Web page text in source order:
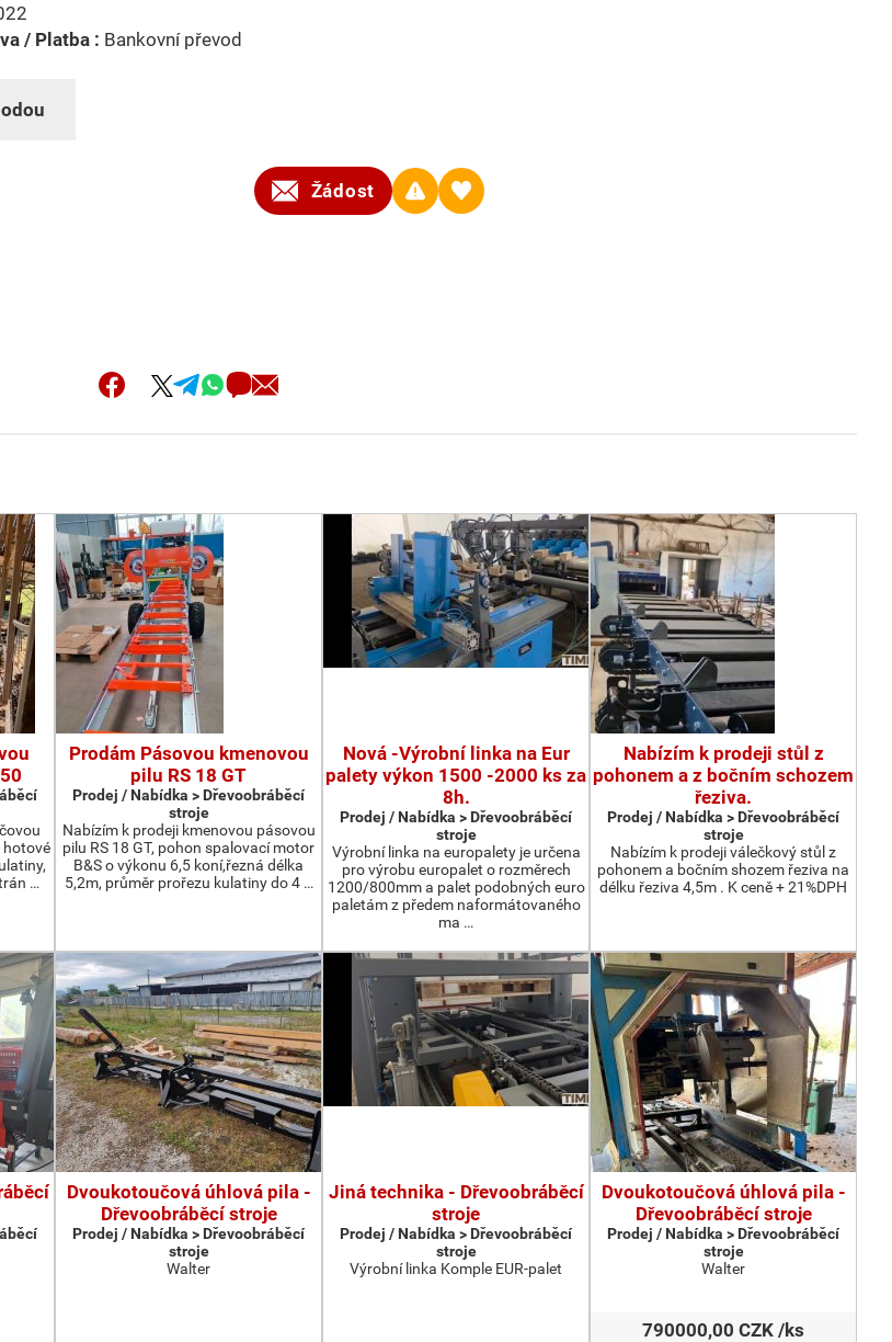
/ Platba : Bankovní převod
Žádost
hotové
…
Prodám Pásovou kmenovou
pilu RS 18 GT
Prodej / Nabídka > Dřevoobráběcí
stroje
Nabízím k prodeji kmenovou pásovou
pilu RS 18 GT, pohon spalovací motor
B&S o výkonu 6,5 koní,řezná délka
5,2m, průměr prořezu kulatiny do 4 …
Nová -Výrobní linka na Eur
palety výkon 1500 -2000 ks za
8h.
Prodej / Nabídka > Dřevoobráběcí
stroje
Výrobní linka na europalety je určena
pro výrobu europalet o rozměrech
1200/800mm a palet podobných euro
paletám z předem naformátovaného
ma …
Nabízím k prodeji stůl z
pohonem a z bočním schozem
řeziva.
Prodej / Nabídka > Dřevoobráběcí
stroje
Nabízím k prodeji válečkový stůl z
pohonem a bočním shozem řeziva na
délku řeziva 4,5m . K ceně + 21%DPH
Dvoukotoučová úhlová pila -
Dřevoobráběcí stroje
Prodej / Nabídka > Dřevoobráběcí
stroje
Walter
Jiná technika - Dřevoobráběcí
stroje
Prodej / Nabídka > Dřevoobráběcí
stroje
Výrobní linka Komple EUR-palet
Dvoukotoučová úhlová pila -
Dřevoobráběcí stroje
Prodej / Nabídka > Dřevoobráběcí
stroje
Walter
790000,00 CZK /ks